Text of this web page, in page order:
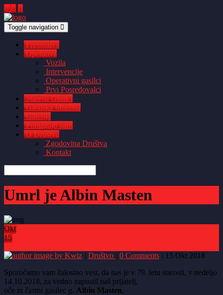
Toggle navigation
Preventiva
Operativa
Vozila
Intervencije
Operativni gasilci
Prvi Posredovalci
Starejši Gasilci
Gasilska Mladina
Galerija
Pomagajo nam
O Društvu
Zgodovina Društva
Kontakt
Umrl je Albin Masten
Okt
15
by Kwiz | Društvo | 0 Comments | 15 Okt 2018
Sporočamo vam žalostno vest, da nas je v 79. letu starosti, v nedeljo
14.10.2018, za vedno zapustil naš prijatelj,
oče in častni gasilec g. Albin Masten.